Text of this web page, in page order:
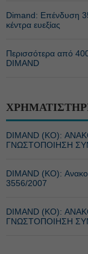
Dimand: Επένδυση
κέντρα ευεξίας
Περισσότερα από
DIMAND
DIMAND (ΚΟ):
ΓΝΩΣΤΟΠΟΙΗΣΗ
DIMAND (ΚΟ):
3556/2007
DIMAND (ΚΟ):
ΓΝΩΣΤΟΠΟΙΗΣΗ